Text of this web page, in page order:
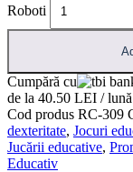
Roboti
Cumpără cu
de la 40.50 LEI / lună
Cod produs RC-309
dexteritate, Jocuri
Jucării educative,
Educativ